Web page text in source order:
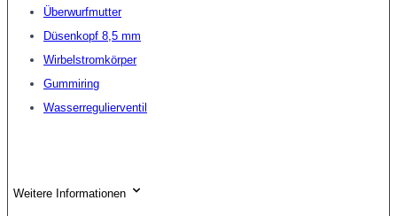
Überwurfmutter
Düsenkopf 8,5 mm
Wirbelstromkörper
Gummiring
Wasserregulierventil
Weitere Informationen